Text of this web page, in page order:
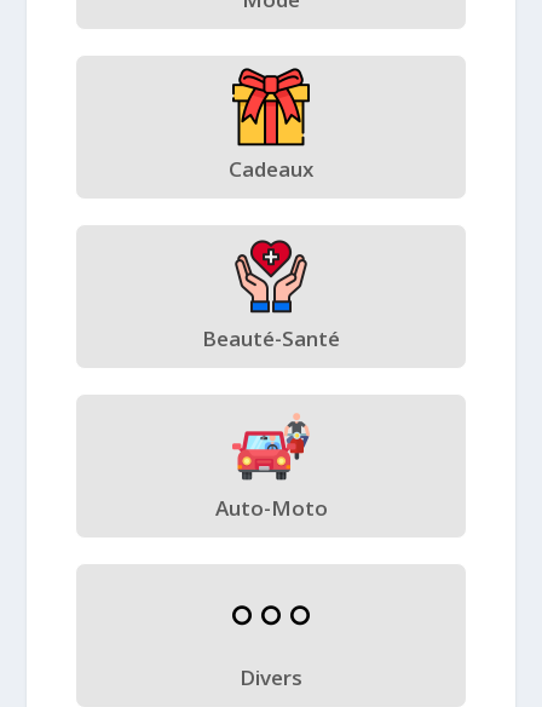
Cadeaux
Beauté-Santé
Auto-Moto
Divers